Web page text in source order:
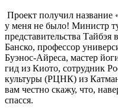
Проект получил название
у меня не было! Министр
представительства Тайбэя
Банско, профессор
Буэнос-Айреса, мастер
гид из Киото, сотрудник
культуры (РЦНК) из
вам честно скажу, что,
спасся.